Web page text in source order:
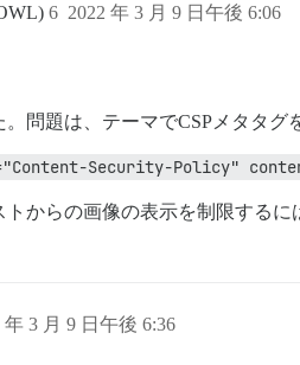
2022 年 3 月 9 日午後 6:06
6
問題は、テーマでCSPメタタグ
Security-Policy"
からの画像の表示を制限するに
年 3 月 9 日午後 6:36